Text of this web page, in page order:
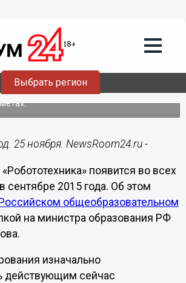
Выбрать регион
«Робототехника»
всех школах в 2015 году
что конструирование роботов поможет
знания, полученные сразу на
25 ноября. NewsRoom24.ru -
появится во всех
сентябре 2015 года. Об этом
общеобразовательном
на министра образования РФ
изначально
действующим сейчас